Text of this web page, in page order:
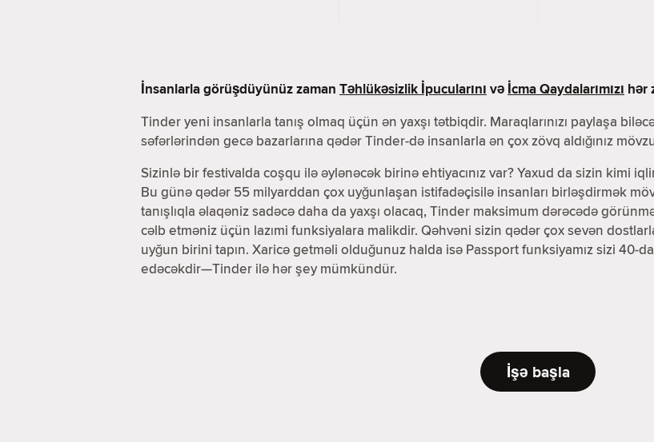
İnsanlarla görüşdüyünüz zaman Təhlükəsizlik İpucularını və İcma Qaydalarımızı hər
Tinder yeni insanlarla tanış olmaq üçün ən yaxşı tətbiqdir. Maraqlarınızı paylaşa
səfərlərindən gecə bazarlarına qədər Tinder-də insanlarla ən çox zövq aldığınız
Sizinlə bir festivalda coşqu ilə əylənəcək birinə ehtiyacınız var? Yaxud da sizin kimi
Bu günə qədər 55 milyarddan çox uyğunlaşan istifadəçisilə insanları birləşdirmək
tanışlıqla əlaqəniz sadəcə daha da yaxşı olacaq, Tinder maksimum dərəcədə
cəlb etməniz üçün lazımi funksiyalara malikdir. Qəhvəni sizin qədər çox sevən
uyğun birini tapın. Xaricə getməli olduğunuz halda isə Passport funksiyamız sizi 40-
edəcəkdir—Tinder ilə hər şey mümkündür.
İşə başla